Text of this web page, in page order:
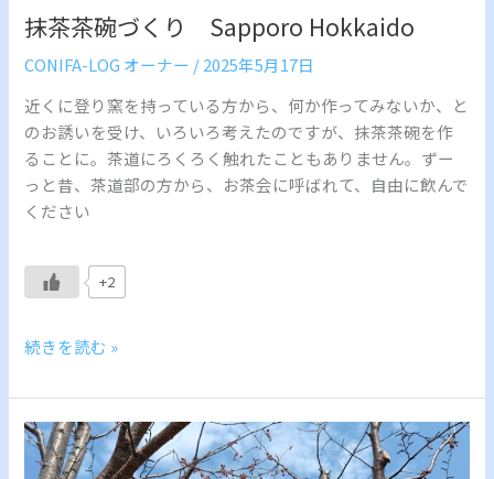
抹茶茶碗づくり Sapporo Hokkaido
CONIFA-LOG オーナー /2025年5月17日
近くに登り窯を持っている方から、何か作ってみないか、と
のお誘いを受け、いろいろ考えたのですが、抹茶茶碗を作
ることに。茶道にろくろく触れたこともありません。ずー
っと昔、茶道部の方から、お茶会に呼ばれて、自由に飲んで
ください
+2
続きを読む »
い
ま